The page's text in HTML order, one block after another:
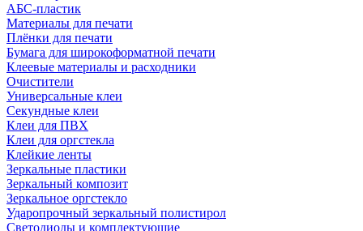
АБС-пластик
Материалы для печати
Плёнки для печати
Бумага для широкоформатной печати
Клеевые материалы и расходники
Очистители
Универсальные клеи
Секундные клеи
Клеи для ПВХ
Клеи для оргстекла
Клейкие ленты
Зеркальные пластики
Зеркальный композит
Зеркальное оргстекло
Ударопрочный зеркальный полистирол
Светодиоды и комплектующие